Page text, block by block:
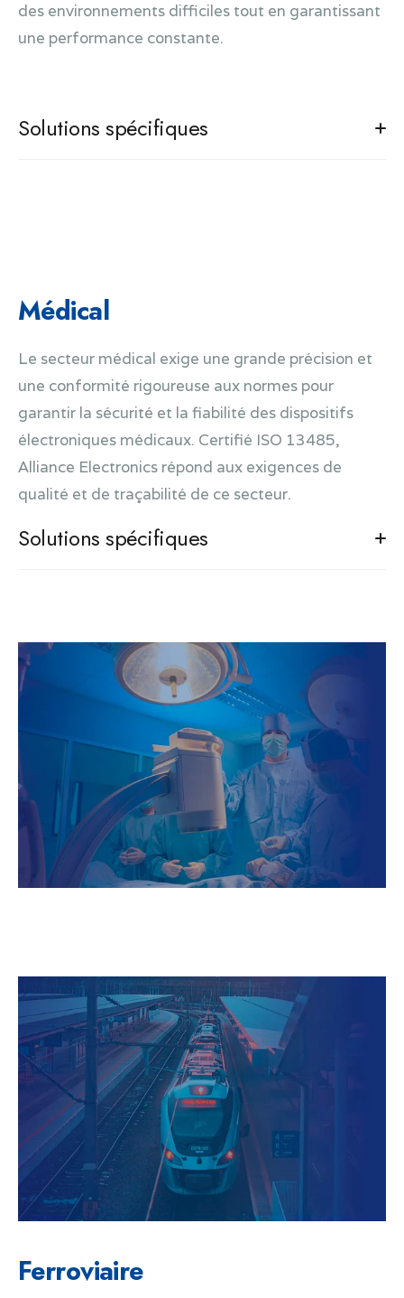
des environnements difficiles tout en garantissant
une performance constante.
Solutions spécifiques
Panneaux d'affichage et gestion du temps
Boîtiers de télécommande pour portes
automatiques
Médical
Le secteur médical exige une grande précision et
une conformité rigoureuse aux normes pour
garantir la sécurité et la fiabilité des dispositifs
électroniques médicaux. Certifié ISO 13485,
Alliance Electronics répond aux exigences de
qualité et de traçabilité de ce secteur.
Solutions spécifiques
Solutions médicales uniques et connectées pour la
santé des femmes
Systèmes d'appels intégrés pour maisons de retraite
et chambres d'hôpitaux
Systèmes de désencombrement bronchique
Ferroviaire